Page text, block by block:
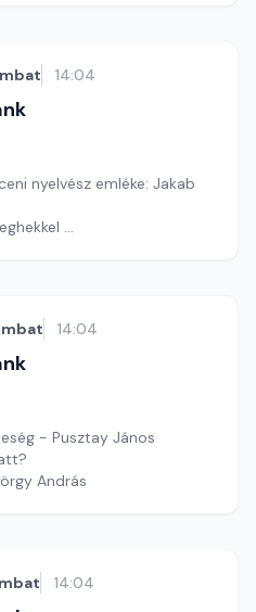
14:04
nyelvész emléke: Jakab
14:04
- Pusztay János
András
14:04